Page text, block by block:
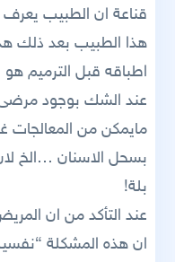
قناعة ان الطبيب
هذا الطبيب بعد ذلك
اطباقه قبل الترميم
عند الشك بوجود مرضى
مايمكن من المعالجات
بسحل الاسنان …الخ
بلة!
عند التأكد من ان